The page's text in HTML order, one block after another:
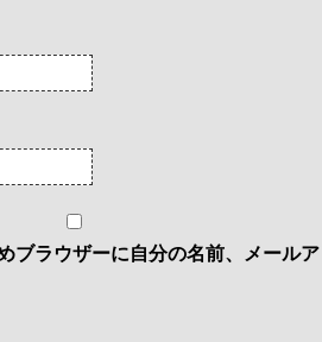
ブラウザーに自分の名前、メールア